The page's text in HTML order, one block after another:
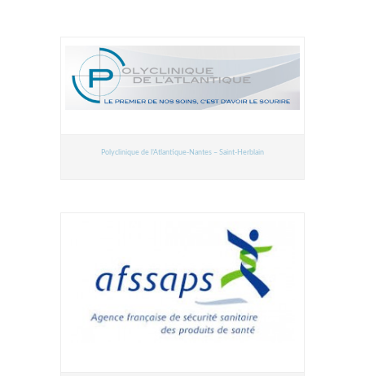
Polyclinique de l’Atlantique-Nantes – Saint-Herblain